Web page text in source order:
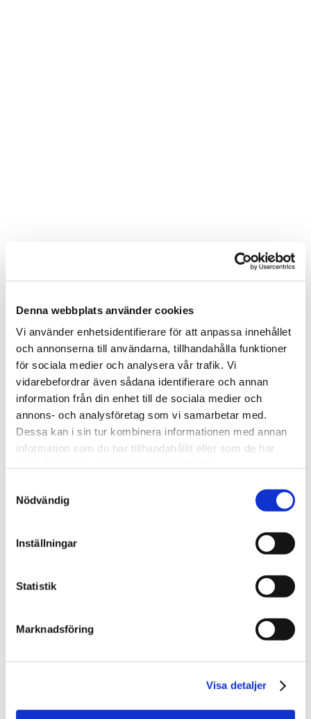
Denna webbplats använder cookies
Vi använder enhetsidentifierare för att anpassa innehållet
och annonserna till användarna, tillhandahålla funktioner
för sociala medier och analysera vår trafik. Vi
vidarebefordrar även sådana identifierare och annan
information från din enhet till de sociala medier och
annons- och analysföretag som vi samarbetar med.
Dessa kan i sin tur kombinera informationen med annan
information som du har tillhandahållit eller som de har
Nödvändig
Inställningar
Statistik
Marknadsföring
Visa detaljer